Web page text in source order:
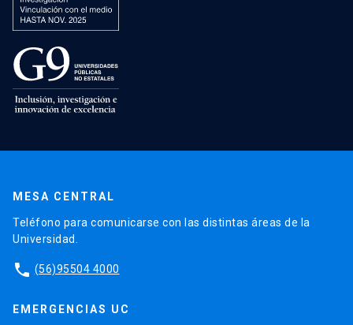
MESA CENTRAL
Teléfono para comunicarse con las distintas áreas de la
Universidad.
phone (56)95504 4000
EMERGENCIAS UC